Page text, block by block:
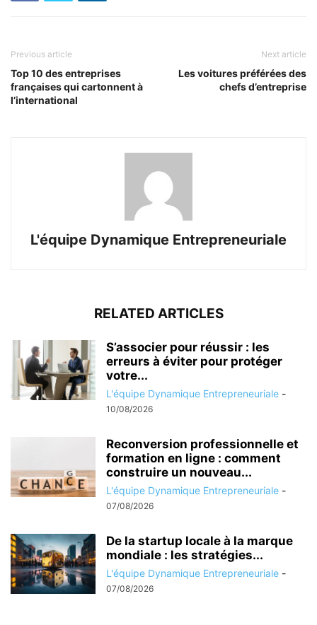
Previous article
Top 10 des entreprises
françaises qui cartonnent à
l’international
Next article
Les voitures préférées des
chefs d’entreprise
L'équipe Dynamique Entrepreneuriale
RELATED ARTICLES
S’associer pour réussir : les
erreurs à éviter pour protéger
votre...
L'équipe Dynamique Entrepreneuriale -
10/08/2026
Reconversion professionnelle et
formation en ligne : comment
construire un nouveau...
L'équipe Dynamique Entrepreneuriale -
07/08/2026
De la startup locale à la marque
mondiale : les stratégies...
L'équipe Dynamique Entrepreneuriale -
07/08/2026